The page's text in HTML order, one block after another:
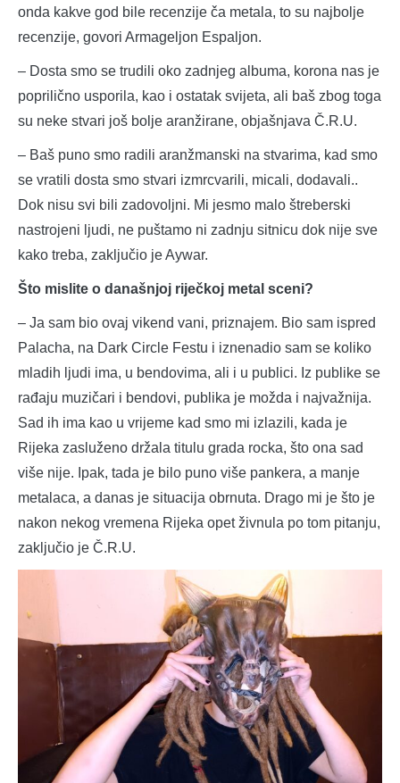
onda kakve god bile recenzije ča metala, to su najbolje
recenzije, govori Armageljon Espaljon.
– Dosta smo se trudili oko zadnjeg albuma, korona nas je
poprilično usporila, kao i ostatak svijeta, ali baš zbog toga
su neke stvari još bolje aranžirane, objašnjava Č.R.U.
– Baš puno smo radili aranžmanski na stvarima, kad smo
se vratili dosta smo stvari izmrcvarili, micali, dodavali..
Dok nisu svi bili zadovoljni. Mi jesmo malo štreberski
nastrojeni ljudi, ne puštamo ni zadnju sitnicu dok nije sve
kako treba, zaključio je Aywar.
Što mislite o današnjoj riječkoj metal sceni?
– Ja sam bio ovaj vikend vani, priznajem. Bio sam ispred
Palacha, na Dark Circle Festu i iznenadio sam se koliko
mladih ljudi ima, u bendovima, ali i u publici. Iz publike se
rađaju muzičari i bendovi, publika je možda i najvažnija.
Sad ih ima kao u vrijeme kad smo mi izlazili, kada je
Rijeka zasluženo držala titulu grada rocka, što ona sad
više nije. Ipak, tada je bilo puno više pankera, a manje
metalaca, a danas je situacija obrnuta. Drago mi je što je
nakon nekog vremena Rijeka opet živnula po tom pitanju,
zaključio je Č.R.U.